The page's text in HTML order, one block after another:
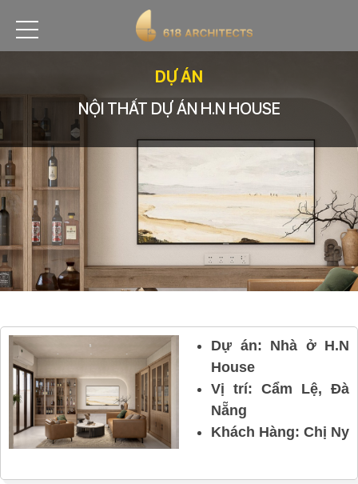
DỰ ÁN
NỘI THẤT DỰ ÁN H.N HOUSE
Dự án: Nhà ở H.N
House
Vị trí: Cẩm Lệ, Đà
Nẵng
Khách Hàng: Chị Ny